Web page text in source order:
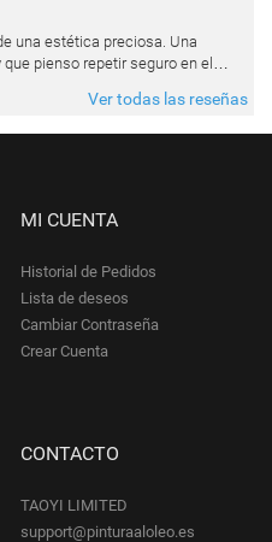
una estética preciosa. Una
pienso repetir seguro en el
Ver todas las reseñas
MI CUENTA
Historial de Pedidos
Lista de deseos
Cambiar Contraseña
Crear Cuenta
CONTACTO
TAOYI LIMITED
support@pinturaaloleo.es